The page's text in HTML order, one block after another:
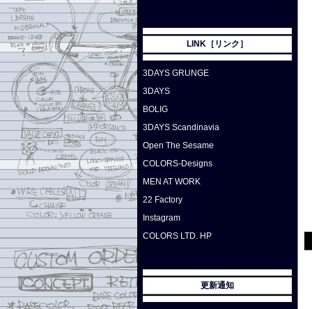
LINK［リンク］
3DAYS GRUNGE
3DAYS
BOLIG
3DAYS Scandinavia
Open The Sesame
COLORS-Designs
MEN AT WORK
22 Factory
Instagram
COLORS LTD. HP
更新通知